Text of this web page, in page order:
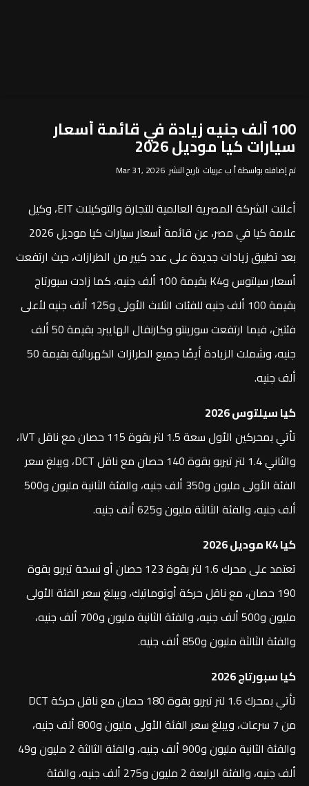
100 ألف جنيه زيادة في قائمة أسعار
سيارات كيا موديل 2026
تم إضافته بواسطة أ ب عربيات تاريخ النشر Mar 31, 2026
أعلنت الشركة المصرية العالمية للتجارة والتوكيلات EIT، وكيل
علامة كيا في مصر، عن قائمة أسعار سيارات كيا موديل 2026
بعد تطبيق زيادات جديدة على عدد كبير من الطرازات، حيث ارتفعت
أسعار سيلتوس وK4 بقيمة 100 ألف جنيه، كما زادت سبورتاج
بقيمة 100 ألف جنيه للفئات الثلاث الأولى و125 ألف جنيه لأعلى
فئتين، فيما ارتفعت سورينتو وكارنفال الهايبرد بقيمة 50 ألف
جنيه، وشملت الزيادة أيضًا جميع الطرازات الكهربائية بقيمة 50
ألف جنيه.
كيا سيلتوس 2026
تأتي بمحركين الأول سعة 1.5 لتر بقوة 115 حصان مع ناقل IVT،
والثاني 1.4 لتر تيربو بقوة 140 حصان مع ناقل DCT، ويبلغ سعر
الفئة الأولى مليون و350 ألف جنيه، والفئة الثانية مليون و500
ألف جنيه، والفئة الثالثة مليون و625 ألف جنيه.
كيا K4 موديل 2026
تعتمد على محرك 1.6 لتر بقوة 123 حصان أو نسخة تيربو بقوة
190 حصان، مع ناقل حركة أوتوماتيك، ويبلغ سعر الفئة الأولى
مليون و500 ألف جنيه، والفئة الثانية مليون و700 ألف جنيه،
والفئة الثالثة مليون و850 ألف جنيه.
كيا سبورتاج 2026
تأتي بمحرك 1.6 لتر تيربو بقوة 180 حصان مع ناقل حركة DCT
من 7 سرعات، ويبلغ سعر الفئة الأولى مليون و800 ألف جنيه،
والفئة الثانية مليون و900 ألف جنيه، والفئة الثالثة 2 مليون و49
ألف جنيه، والفئة الرابعة 2 مليون و275 ألف جنيه، والفئة